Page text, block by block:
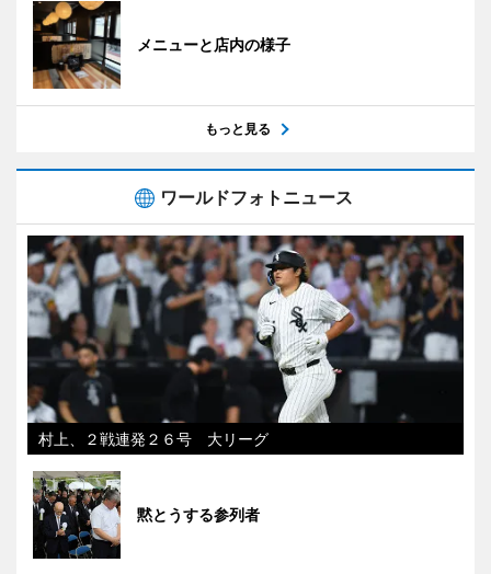
メニューと店内の様子
もっと見る
ワールドフォトニュース
村上、２戦連発２６号 大リーグ
黙とうする参列者